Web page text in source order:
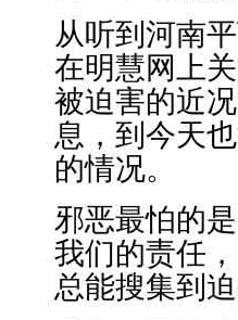
从听到河南
在明慧网上
被迫害的近
息，到今天
的情况。
邪恶最怕的
我们的责任
总能搜集到